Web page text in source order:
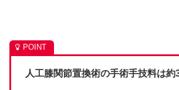
人工膝関節置換術の手術手技料は約